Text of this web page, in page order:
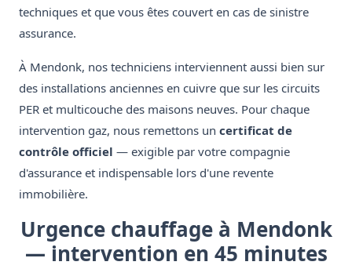
techniques et que vous êtes couvert en cas de sinistre
assurance.
À Mendonk, nos techniciens interviennent aussi bien sur
des installations anciennes en cuivre que sur les circuits
PER et multicouche des maisons neuves. Pour chaque
intervention gaz, nous remettons un certificat de
contrôle officiel — exigible par votre compagnie
d'assurance et indispensable lors d'une revente
immobilière.
Urgence chauffage à Mendonk
— intervention en 45 minutes